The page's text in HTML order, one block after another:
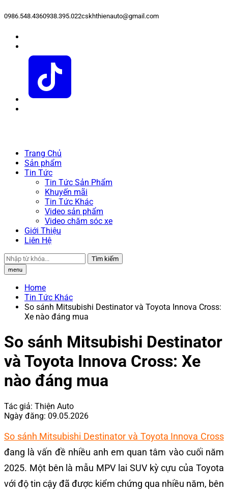
0986.548.4360938.395.022cskhthienauto@gmail.com
Trang Chủ
Sản phẩm
Tin Tức
Tin Tức Sản Phẩm
Khuyến mãi
Tin Tức Khác
Video sản phẩm
Video chăm sóc xe
Giới Thiệu
Liên Hệ
Tìm kiếm
menu
Home
Tin Tức Khác
So sánh Mitsubishi Destinator và Toyota Innova Cross:
Xe nào đáng mua
So sánh Mitsubishi Destinator
và Toyota Innova Cross: Xe
nào đáng mua
Tác giả: Thiện Auto
Ngày đăng: 09.05.2026
So sánh Mitsubishi Destinator và Toyota Innova Cross
đang là vấn đề nhiều anh em quan tâm vào cuối năm
2025. Một bên là mẫu MPV lai SUV kỳ cựu của Toyota
với độ tin cậy đã được kiểm chứng qua nhiều năm, bên